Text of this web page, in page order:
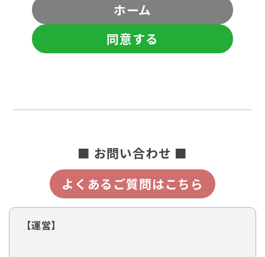
ホーム
同意する
■ お問い合わせ ■
よくあるご質問はこちら
【運営】